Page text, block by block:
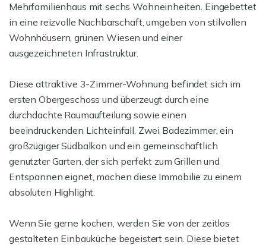
Mehrfamilienhaus mit sechs Wohneinheiten. Eingebettet
in eine reizvolle Nachbarschaft, umgeben von stilvollen
Wohnhäusern, grünen Wiesen und einer
ausgezeichneten Infrastruktur.
Diese attraktive 3-Zimmer-Wohnung befindet sich im
ersten Obergeschoss und überzeugt durch eine
durchdachte Raumaufteilung sowie einen
beeindruckenden Lichteinfall. Zwei Badezimmer, ein
großzügiger Südbalkon und ein gemeinschaftlich
genutzter Garten, der sich perfekt zum Grillen und
Entspannen eignet, machen diese Immobilie zu einem
absoluten Highlight.
Wenn Sie gerne kochen, werden Sie von der zeitlos
gestalteten Einbauküche begeistert sein. Diese bietet